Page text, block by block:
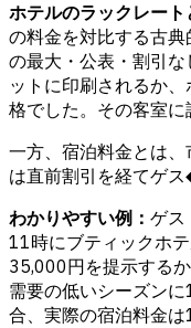
ホテルのラックレート
の料金を対比する古典
の最大・公表・割引
ットに印刷されるか
格でした。その客室に
一方、宿泊料金とは、
は直前割引を経てゲ
わかりやすい例： ゲス
11時にブティックホ
35,000円を提示する
需要の低いシーズン
合、実際の宿泊料金は